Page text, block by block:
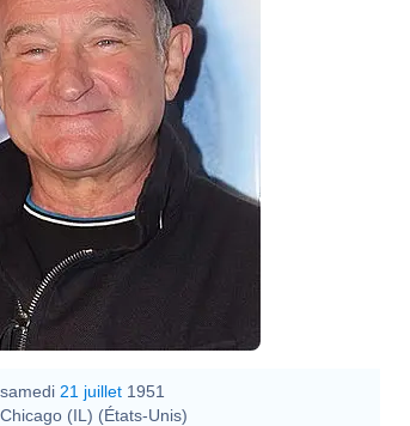
samedi 21 juillet 1951
Chicago (IL) (États-Unis)